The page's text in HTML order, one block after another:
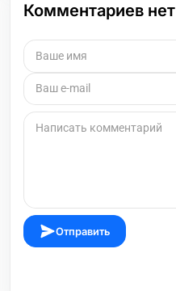
Комментариев нет
Отправить